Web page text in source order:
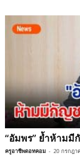
“อัมพร” ย้ำห้ามมี
ครูอาชีพดอทคอม - 20 กรกฎา